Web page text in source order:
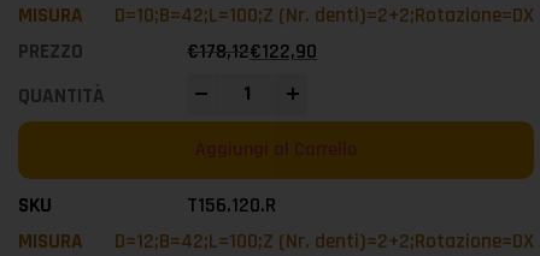
D=10;B=42;L=100;Z (Nr. denti)=2+2;Rotazione=DX
€178,12€122,90
Aggiungi al Carrello
T156.120.R
D=12;B=42;L=100;Z (Nr. denti)=2+2;Rotazione=DX